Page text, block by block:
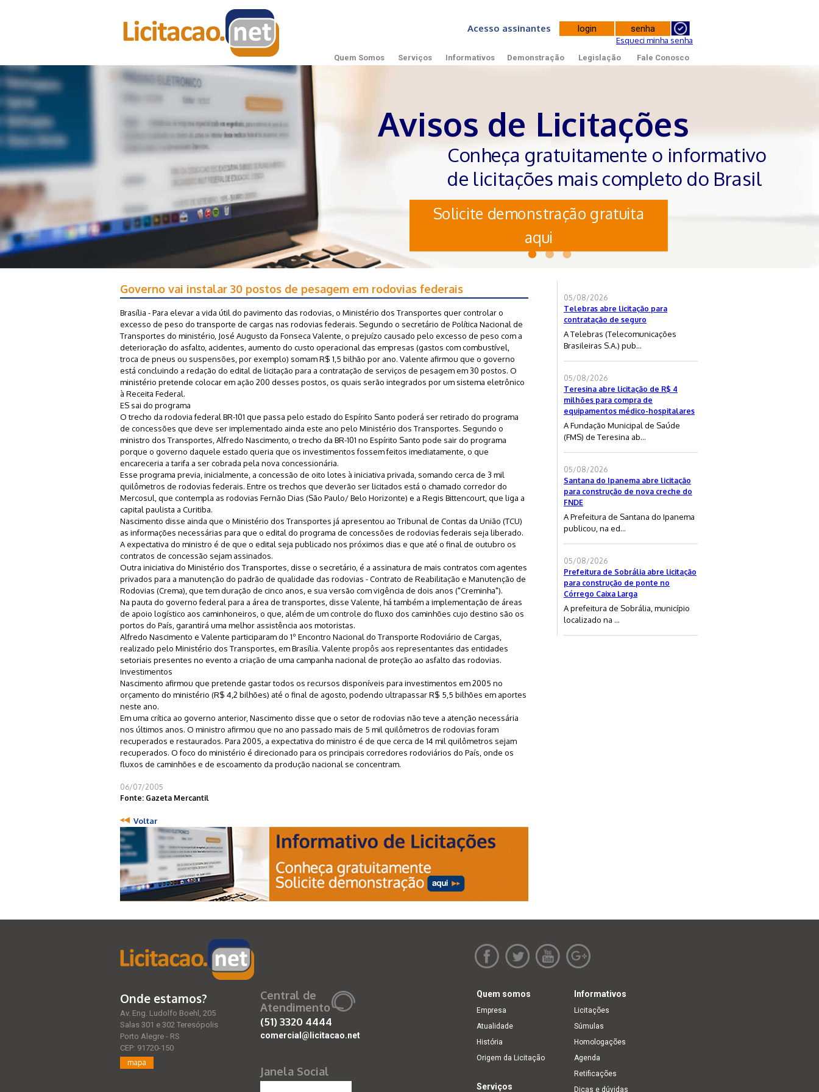
Acesso assinantes
Esqueci minha senha
Quem Somos Serviços Informativos Demonstração Legislação Fale Conosco
Avisos de Licitações
Conheça gratuitamente o informativo
de licitações mais completo do Brasil
Solicite demonstração gratuita
aqui
Governo vai instalar 30 postos de pesagem em rodovias federais
Brasília - Para elevar a vida útil do pavimento das rodovias, o Ministério dos Transportes quer controlar o
excesso de peso do transporte de cargas nas rodovias federais. Segundo o secretário de Política Nacional de
Transportes do ministério, José Augusto da Fonseca Valente, o prejuízo causado pelo excesso de peso com a
deterioração do asfalto, acidentes, aumento do custo operacional das empresas (gastos com combustível,
troca de pneus ou suspensões, por exemplo) somam R$ 1,5 bilhão por ano. Valente afirmou que o governo
está concluindo a redação do edital de licitação para a contratação de serviços de pesagem em 30 postos. O
ministério pretende colocar em ação 200 desses postos, os quais serão integrados por um sistema eletrônico
à Receita Federal.
ES sai do programa
O trecho da rodovia federal BR-101 que passa pelo estado do Espírito Santo poderá ser retirado do programa
de concessões que deve ser implementado ainda este ano pelo Ministério dos Transportes. Segundo o
ministro dos Transportes, Alfredo Nascimento, o trecho da BR-101 no Espírito Santo pode sair do programa
porque o governo daquele estado queria que os investimentos fossem feitos imediatamente, o que
encareceria a tarifa a ser cobrada pela nova concessionária.
Esse programa previa, inicialmente, a concessão de oito lotes à iniciativa privada, somando cerca de 3 mil
quilômetros de rodovias federais. Entre os trechos que deverão ser licitados está o chamado corredor do
Mercosul, que contempla as rodovias Fernão Dias (São Paulo/ Belo Horizonte) e a Regis Bittencourt, que liga a
capital paulista a Curitiba.
Nascimento disse ainda que o Ministério dos Transportes já apresentou ao Tribunal de Contas da União (TCU)
as informações necessárias para que o edital do programa de concessões de rodovias federais seja liberado.
A expectativa do ministro é de que o edital seja publicado nos próximos dias e que até o final de outubro os
contratos de concessão sejam assinados.
Outra iniciativa do Ministério dos Transportes, disse o secretário, é a assinatura de mais contratos com agentes
privados para a manutenção do padrão de qualidade das rodovias - Contrato de Reabilitação e Manutenção de
Rodovias (Crema), que tem duração de cinco anos, e sua versão com vigência de dois anos ("Creminha").
Na pauta do governo federal para a área de transportes, disse Valente, há também a implementação de áreas
de apoio logístico aos caminhoneiros, o que, além de um controle do fluxo dos caminhões cujo destino são os
portos do País, garantirá uma melhor assistência aos motoristas.
Alfredo Nascimento e Valente participaram do 1º Encontro Nacional do Transporte Rodoviário de Cargas,
realizado pelo Ministério dos Transportes, em Brasília. Valente propôs aos representantes das entidades
setoriais presentes no evento a criação de uma campanha nacional de proteção ao asfalto das rodovias.
Investimentos
Nascimento afirmou que pretende gastar todos os recursos disponíveis para investimentos em 2005 no
orçamento do ministério (R$ 4,2 bilhões) até o final de agosto, podendo ultrapassar R$ 5,5 bilhões em aportes
neste ano.
Em uma crítica ao governo anterior, Nascimento disse que o setor de rodovias não teve a atenção necessária
nos últimos anos. O ministro afirmou que no ano passado mais de 5 mil quilômetros de rodovias foram
recuperados e restaurados. Para 2005, a expectativa do ministro é de que cerca de 14 mil quilômetros sejam
recuperados. O foco do ministério é direcionado para os principais corredores rodoviários do País, onde os
fluxos de caminhões e de escoamento da produção nacional se concentram.
06/07/2005
Fonte: Gazeta Mercantil
Voltar
05/08/2026
Telebras abre licitação para
contratação de seguro
A Telebras (Telecomunicações
Brasileiras S.A.) pub...
05/08/2026
Teresina abre licitação de R$ 4
milhões para compra de
equipamentos médico-hospitalares
A Fundação Municipal de Saúde
(FMS) de Teresina ab...
05/08/2026
Santana do Ipanema abre licitação
para construção de nova creche do
FNDE
A Prefeitura de Santana do Ipanema
publicou, na ed...
05/08/2026
Prefeitura de Sobrália abre licitação
para construção de ponte no
Córrego Caixa Larga
A prefeitura de Sobrália, município
localizado na ...
Onde estamos?
Av. Eng. Ludolfo Boehl, 205
Salas 301 e 302 Teresópolis
Porto Alegre - RS
CEP: 91720-150
mapa
Central de
Atendimento
(51)3320 4444
comercial@licitacao.net
Janela Social
Quem somos
Empresa
Atualidade
História
Origem da Licitação
Informativos
Licitações
Súmulas
Homologações
Agenda
Retificações
Dicas e dúvidas
Serviços